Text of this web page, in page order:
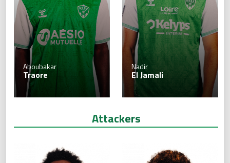
Aboubakar
Traore
Nadir
El Jamali
Attackers